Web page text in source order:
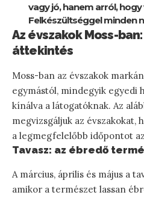
vagy jó, hanem arról,
Felkészültséggel minden
Az évszakok Moss-
áttekintés
Moss-ban az évszakok
egymástól, mindegyik egyedi
kínálva a látogatóknak. Az
megvizsgáljuk az évszakokat,
a legmegfelelőbb időpontot
Tavasz: az ébredő
A március, április és május a
amikor a természet lassan